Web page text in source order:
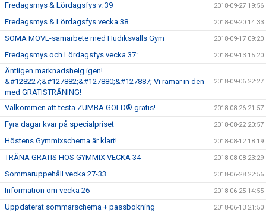
Fredagsmys & Lördagsfys v. 39 2018-09-27 19:56
Fredagsmys & Lördagsfys vecka 38. 2018-09-20 14:33
SOMA MOVE-samarbete med Hudiksvalls Gym 2018-09-17 09:20
Fredagsmys och Lördagsfys vecka 37: 2018-09-13 15:20
Äntligen marknadshelg igen!
&#128227;&#127882;&#127880;&#127887; Vi ramar in den
med GRATISTRÄNING!
2018-09-06 22:27
Välkommen att testa ZUMBA GOLD® gratis! 2018-08-26 21:57
Fyra dagar kvar på specialpriset 2018-08-22 20:57
Höstens Gymmixschema är klart! 2018-08-12 18:19
TRÄNA GRATIS HOS GYMMIX VECKA 34 2018-08-08 23:29
Sommaruppehåll vecka 27-33 2018-06-28 22:56
Information om vecka 26 2018-06-25 14:55
Uppdaterat sommarschema + passbokning 2018-06-13 21:50